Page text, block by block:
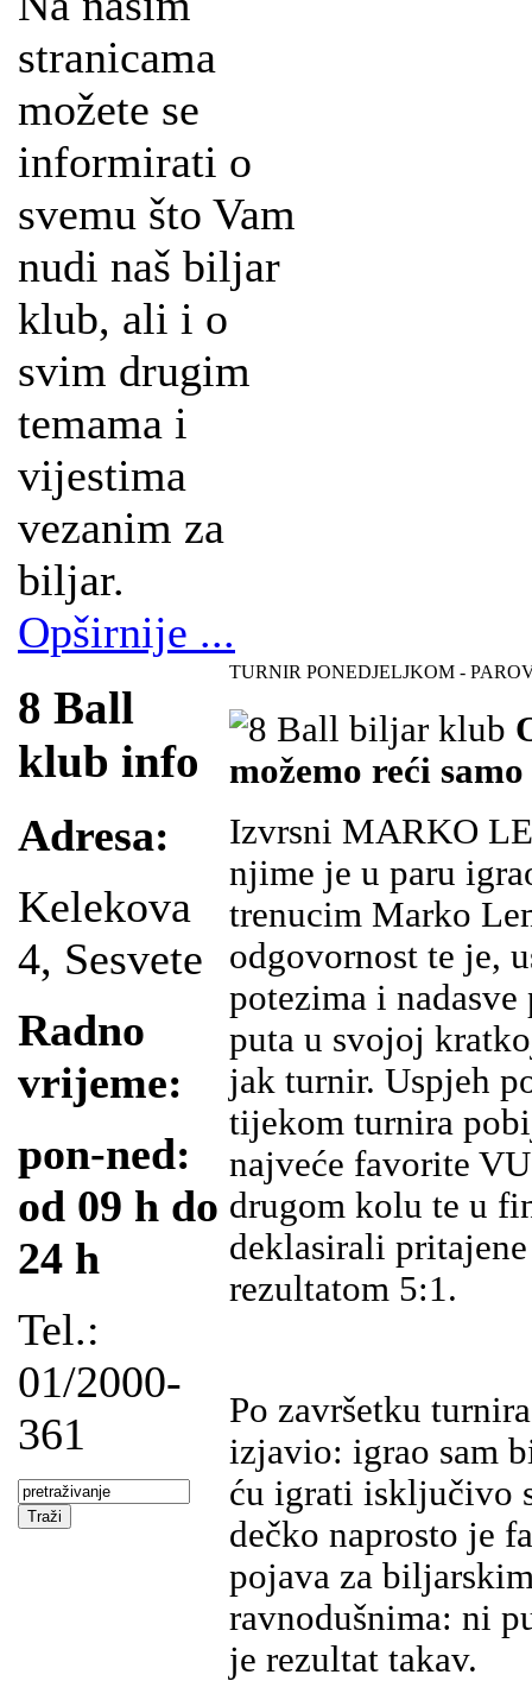
stranicama
možete se
informirati o
svemu što Vam
nudi naš biljar
klub, ali i o
svim drugim
temama i
vijestima
vezanim za
biljar.
Opširnije ...
8 Ball
klub info
Adresa:
Kelekova
4, Sesvete
Radno
vrijeme:
pon-ned:
od 09 h do
24 h
Tel.:
01/2000-
361
TURNIR PONEDJELJKOM -
možemo reći
Izvrsni MARKO
njime je u paru
trenucim Marko
odgovornost te je,
potezima i
puta u svojoj
jak turnir. Uspjeh
tijekom turnira
najveće favorite
drugom kolu te u
deklasirali
rezultatom 5:1.
Po završetku
izjavio: igrao sam
ću igrati isključivo
dečko naprosto je
pojava za
ravnodušnima: ni
je rezultat takav.